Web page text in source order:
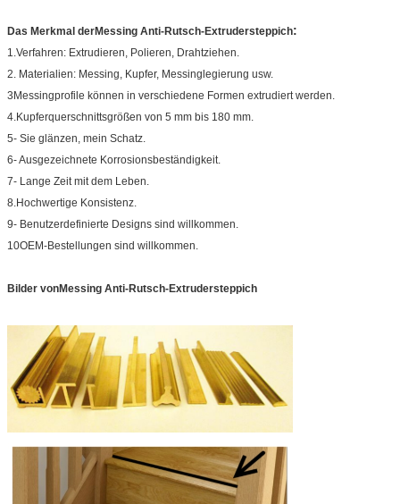
Das Merkmal derMessing Anti-Rutsch-Extrudersteppich:
1.Verfahren: Extrudieren, Polieren, Drahtziehen.
2. Materialien: Messing, Kupfer, Messinglegierung usw.
3Messingprofile können in verschiedene Formen extrudiert werden.
4.Kupferquerschnittsgrößen von 5 mm bis 180 mm.
5- Sie glänzen, mein Schatz.
6- Ausgezeichnete Korrosionsbeständigkeit.
7- Lange Zeit mit dem Leben.
8.Hochwertige Konsistenz.
9- Benutzerdefinierte Designs sind willkommen.
10OEM-Bestellungen sind willkommen.
Bilder vonMessing Anti-Rutsch-Extrudersteppich